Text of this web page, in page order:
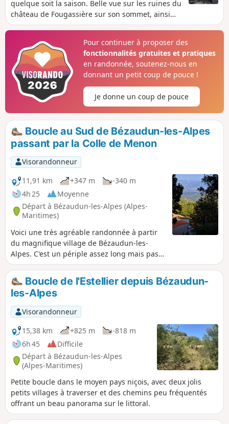
quelque soit la saison. Belle vue sur les ruines du
château de Fougassière sur son sommet, ainsi
que le village de Gilette.
Pour continuer à proposer des
fonctionnalités gratuites et pratiques
en randonnée, soutenez-nous en
donnant un petit coup de pouce !
Je donne un coup de pouce
Boucle au Sud de Bézaudun-les-Alpes
passant par la Colle de Menon
Visorandonneur
11,91 km
+347 m
-340 m
4h 25
Moyenne
Départ à Bézaudun-les-Alpes (Alpes-
Maritimes)
Voici une très agréable randonnée à partir
du magnifique village de Bézaudun-les-
Alpes. C'est un périple assez long mais pas
trop physique, très varié et ponctué de
splendides vues. Il y a de nombreux
changements de direction mais l'itinéraire
est assez facile à suivre. En résumé, de quoi
passer une formidable journée avec un
pique-nique de rêve au sommet. GPS ou
application Visorando, utile à certains
endroits.
Boucle de l'Estellier depuis Bézaudun-
les-Alpes
Visorandonneur
15,38 km
+825 m
-818 m
6h 45
Difficile
Départ à Bézaudun-les-Alpes
(Alpes-Maritimes)
Petite boucle dans le moyen pays niçois, avec deux jolis
petits villages à traverser et des chemins peu fréquentés
offrant un beau panorama sur le littoral.